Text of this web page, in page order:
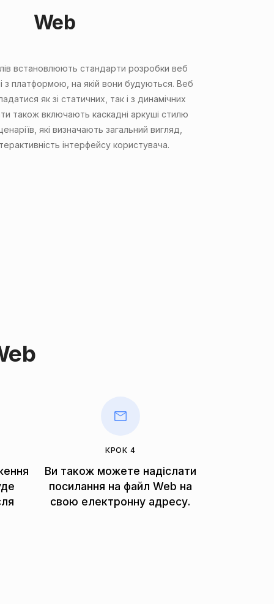
Web
встановлюють стандарти розробки веб
з платформою, на якій вони будуються. Веб
як зі статичних, так і з динамічних
також включають каскадні аркуші стилю
які визначають загальний вигляд,
інтерфейсу користувача.
КРОК 4
Ви також можете надіслати
посилання на файл Web на
свою електронну адресу.